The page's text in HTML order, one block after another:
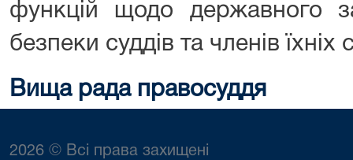
функцій щодо державного
безпеки суддів та членів їхніх
Вища рада правосуддя
2026 © Всі права захищені